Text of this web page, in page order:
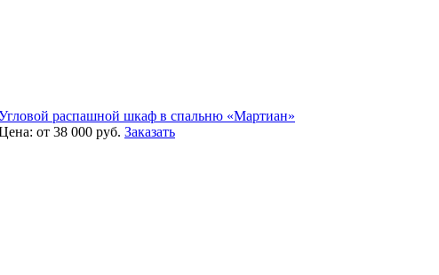
распашной шкаф в спальню «Мартиан»
от 38 000 руб. Заказать